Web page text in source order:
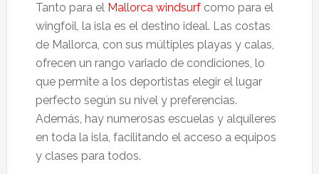
Tanto para el Mallorca windsurfcomo para el
wingfoil, la isla es el destino ideal. Las costas
de Mallorca, con sus múltiples playas y calas,
ofrecen un rango variado de condiciones, lo
que permite a los deportistas elegir el lugar
perfecto según su nivel y preferencias.
Además, hay numerosas escuelas y alquileres
en toda la isla, facilitando el acceso a equipos
y clases para todos.